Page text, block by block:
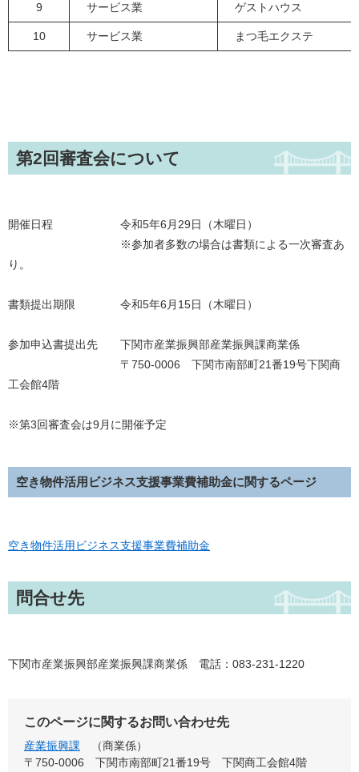
9 サービス業 ゲストハウス
10 サービス業 まつ毛エクステ
第2回審査会について
開催日程 令和5年6月29日（木曜日）
※参加者多数の場合は書類による一次審査あ
り。
書類提出期限 令和5年6月15日（木曜日）
参加申込書提出先 下関市産業振興部産業振興課商業係
〒750-0006 下関市南部町21番19号下関商
工会館4階
※第3回審査会は9月に開催予定
空き物件活用ビジネス支援事業費補助金に関するページ
空き物件活用ビジネス支援事業費補助金
問合せ先
下関市産業振興部産業振興課商業係 電話：083-231-1220
このページに関するお問い合わせ先
産業振興課
商業係
〒750-0006
下関市南部町21番19号 下関商工会館4階